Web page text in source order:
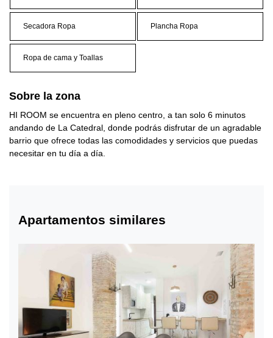
Secadora Ropa Plancha Ropa
Ropa de cama y Toallas
Sobre la zona
HI ROOM se encuentra en pleno centro, a tan solo 6 minutos
andando de La Catedral, donde podrás disfrutar de un agradable
barrio que ofrece todas las comodidades y servicios que puedas
necesitar en tu día a día.
Apartamentos similares